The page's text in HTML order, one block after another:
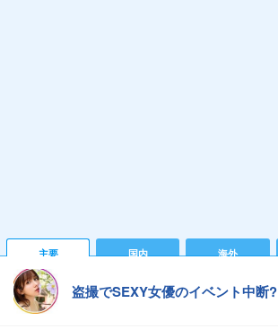
主要 国内 海外
盗撮でSEXY女優のイベント中断?